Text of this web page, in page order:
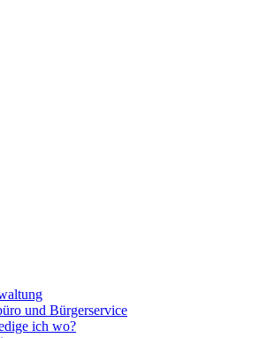
und Bürgerservice
ich wo?